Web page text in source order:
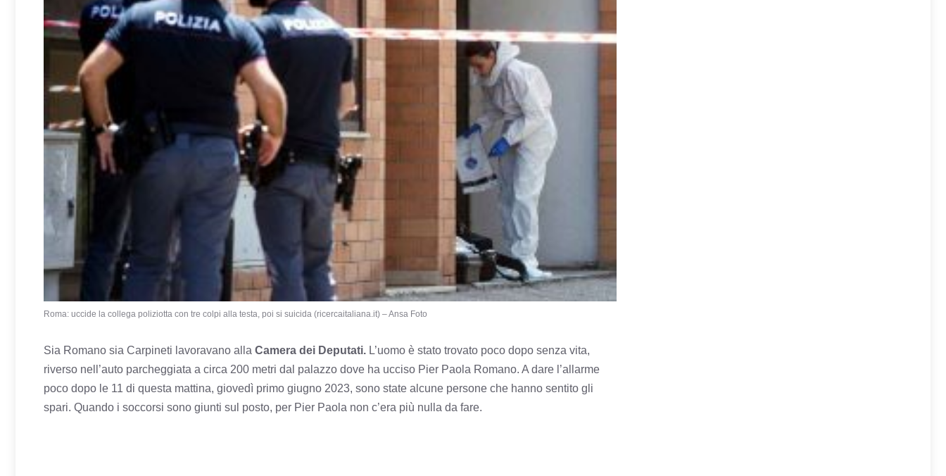
Roma: uccide la collega poliziotta con tre colpi alla testa, poi si suicida (ricercaitaliana.it) – Ansa Foto
Sia Romano sia Carpineti lavoravano alla Camera dei Deputati. L’uomo è stato trovato poco dopo senza vita,
riverso nell’auto parcheggiata a circa 200 metri dal palazzo dove ha ucciso Pier Paola Romano. A dare l’allarme
poco dopo le 11 di questa mattina, giovedì primo giugno 2023, sono state alcune persone che hanno sentito gli
spari. Quando i soccorsi sono giunti sul posto, per Pier Paola non c’era più nulla da fare.